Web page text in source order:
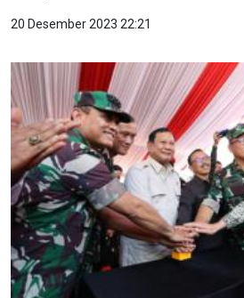
20 Desember 2023 22:21